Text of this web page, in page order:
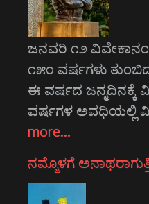
ಜನವರಿ ೧೨
೧೫೦ ವರ್ಷಗಳು
ಈ ವರ್ಷದ ಜನ್ಮದಿನಕ್ಕೆ
ವರ್ಷಗಳ ಅವಧಿಯಲ್ಲಿ
more…
ನಮ್ಮೊಳಗೆ